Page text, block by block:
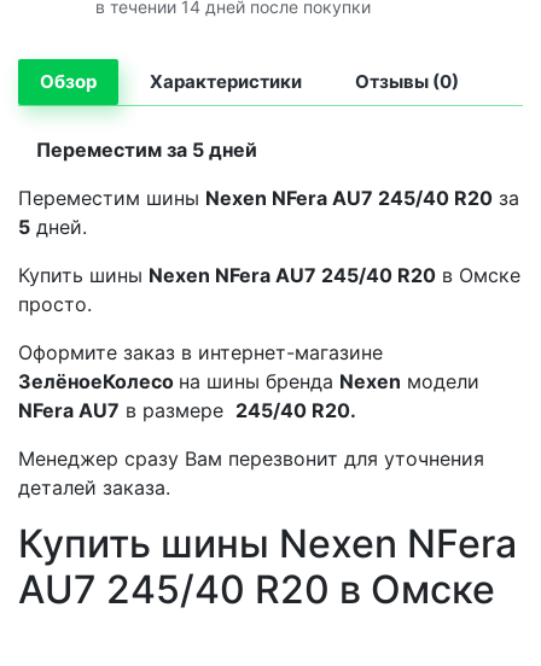
в течении 14 дней после покупки
Обзор Характеристики Отзывы (0)
Переместим за 5 дней
Переместим шины Nexen NFera AU7 245/40 R20 за
5 дней.
Купить шины Nexen NFera AU7 245/40 R20 в Омске
просто.
Оформите заказ в интернет-магазине
ЗелёноеКолесо на шины бренда Nexen модели
NFera AU7 в размере 245/40 R20.
Менеджер сразу Вам перезвонит для уточнения
деталей заказа.
Купить шины Nexen NFera
AU7 245/40 R20 в Омске